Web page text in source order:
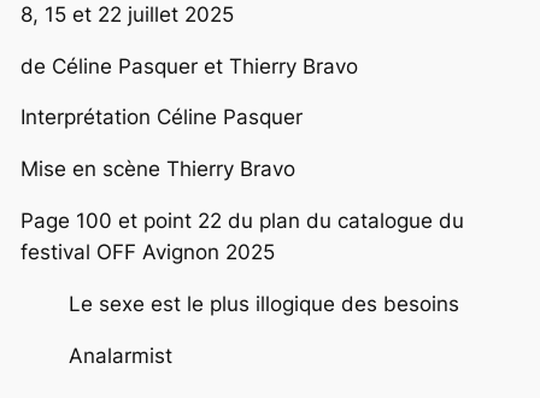
8, 15 et 22 juillet 2025
de Céline Pasquer et Thierry Bravo
Interprétation Céline Pasquer
Mise en scène Thierry Bravo
Page 100 et point 22 du plan du catalogue du
festival OFF Avignon 2025
Le sexe est le plus illogique des besoins
Analarmist